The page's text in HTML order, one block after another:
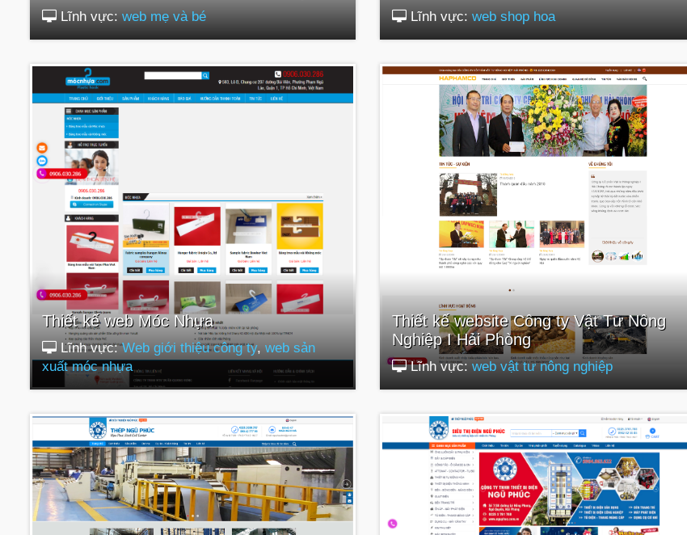
Lĩnh vực: web mẹ và bé Lĩnh vực:web shop hoa
Thiết kế web Móc Nhựa
Lĩnh vực:Web giới thiệu công ty, web sản
xuất móc nhựa
Thiết kế website Công ty Vật Tư Nông
Nghiệp I Hải Phòng
Lĩnh vực:web vật tư nông nghiệp